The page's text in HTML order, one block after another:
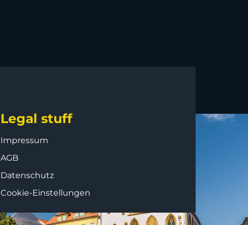
Legal stuff
Impressum
AGB
Datenschutz
Cookie-Einstellungen